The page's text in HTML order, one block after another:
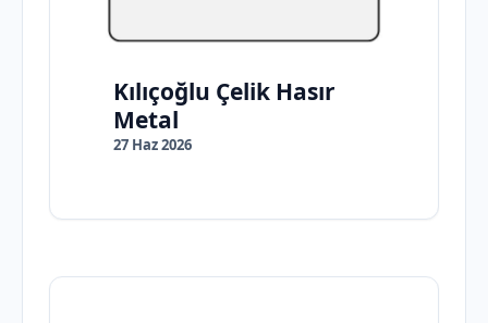
Kılıçoğlu Çelik Hasır
Metal
27 Haz 2026